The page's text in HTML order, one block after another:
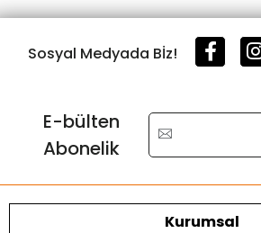
Sosyal Medyada Bİz!
E-bülten
Abonelik
Kurumsal